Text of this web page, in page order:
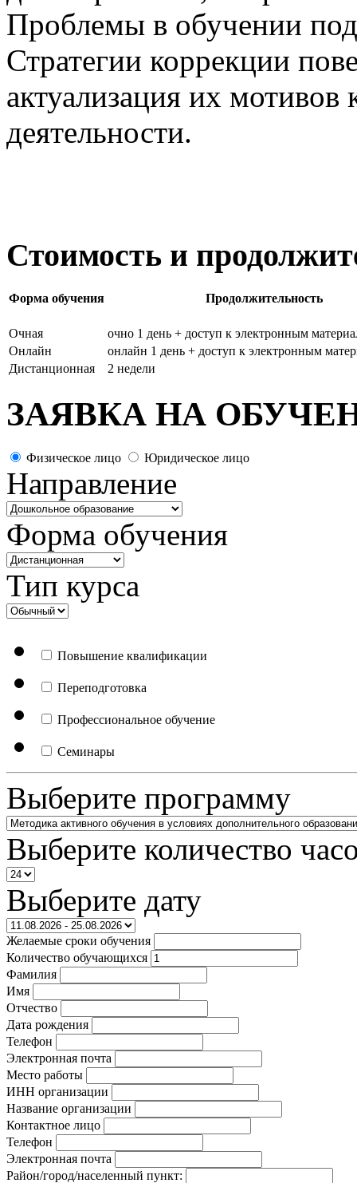
Проблемы в обучении
Стратегии коррекции
актуализация их мотивов
деятельности.
Стоимость и
Форма обучения Продолжительность
Очная
очно 1 день + доступ к электронным
Онлайн
онлайн 1 день + доступ к электронным
Дистанционная
2 недели
ЗАЯВКА НА
Физическое лицо Юридическое лицо
Направление
Форма обучения
Тип курса
Повышение квалификации
Переподготовка
Профессиональное обучение
Семинары
Выберите программу
Выберите количество
Выберите дату
Желаемые сроки обучения
Количество обучающихся
Фамилия
Имя
Отчество
Дата рождения
Телефон
Электронная почта
Место работы
ИНН организации
Название организации
Контактное лицо
Телефон
Электронная почта
Район/город/населенный пункт: